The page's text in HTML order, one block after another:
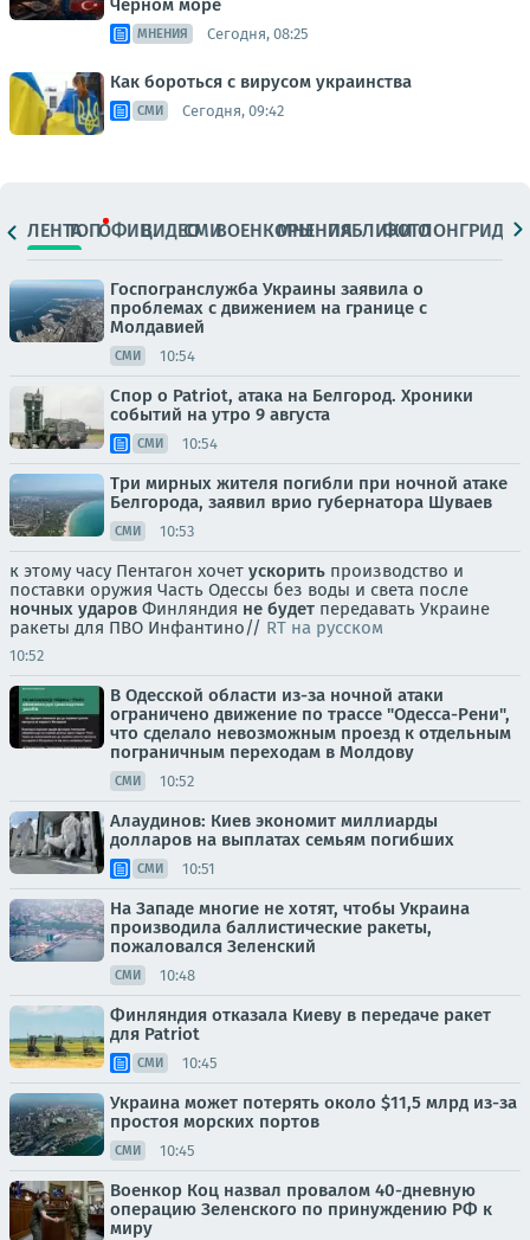
Чёрном море
МНЕНИЯ Сегодня, 08:25
Как бороться с вирусом украинства
СМИ Сегодня, 09:42
ЛЕНТАТОПОФИЦ.ВИДЕОСМИВОЕНКОРЫМНЕНИЯПАБЛИКИ
ФОТОЛОНГРИДЫ
Госпогранслужба Украины заявила о
проблемах с движением на границе с
Молдавией
СМИ 10:54
Спор о Patriot, атака на Белгород. Хроники
событий на утро 9 августа
СМИ 10:54
Три мирных жителя погибли при ночной атаке
Белгорода, заявил врио губернатора Шуваев
СМИ 10:53
к этому часу Пентагон хочет ускорить производство и
поставки оружия Часть Одессы без воды и света после
ночных ударов Финляндия не будет передавать Украине
ракеты для ПВО Инфантино// RT на русском
10:52
В Одесской области из-за ночной атаки
ограничено движение по трассе "Одесса-Рени",
что сделало невозможным проезд к отдельным
пограничным переходам в Молдову
СМИ 10:52
Алаудинов: Киев экономит миллиарды
долларов на выплатах семьям погибших
СМИ 10:51
На Западе многие не хотят, чтобы Украина
производила баллистические ракеты,
пожаловался Зеленский
СМИ 10:48
Финляндия отказала Киеву в передаче ракет
для Patriot
СМИ 10:45
Украина может потерять около $11,5 млрд из-за
простоя морских портов
СМИ 10:45
Военкор Коц назвал провалом 40-дневную
операцию Зеленского по принуждению РФ к
миру